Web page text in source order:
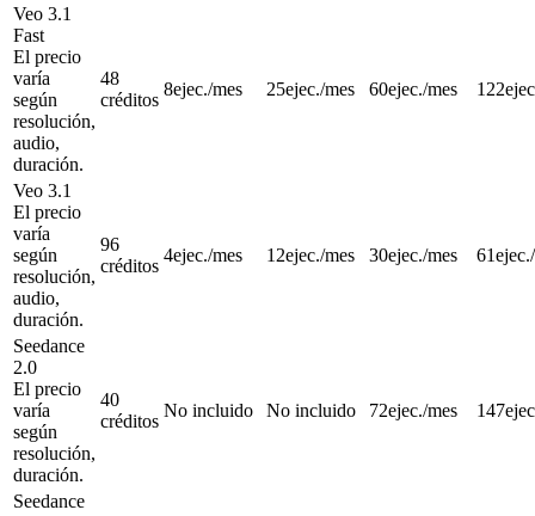
Veo 3.1
Fast
El precio
varía
según
resolución,
audio,
duración.
48
créditos
8ejec./mes 25ejec./mes 60ejec./mes 122
Veo 3.1
El precio
varía
según
resolución,
audio,
duración.
96
créditos
4ejec./mes 12ejec./mes 30ejec./mes 61
Seedance
2.0
El precio
varía
según
resolución,
duración.
40
créditos
No incluido No incluido 72ejec./mes 147
Seedance